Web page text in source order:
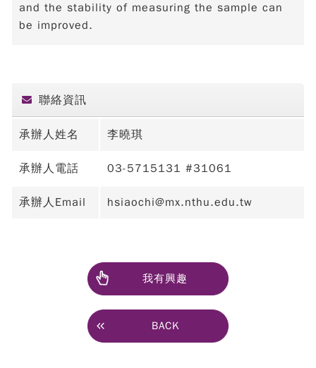
and the stability of measuring the sample can
be improved.
聯絡資訊
承辦人姓名 李曉琪
承辦人電話 03-5715131 #31061
承辦人Email hsiaochi@mx.nthu.edu.tw
我有興趣
BACK